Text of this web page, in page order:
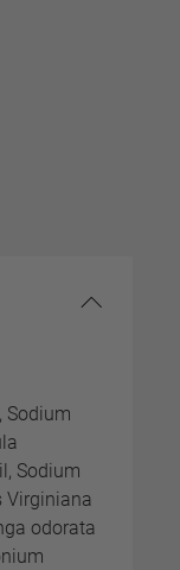
Sodium
Sodium
Virginiana
odorata